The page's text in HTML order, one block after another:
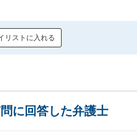
リストに入れる
に回答した弁護士